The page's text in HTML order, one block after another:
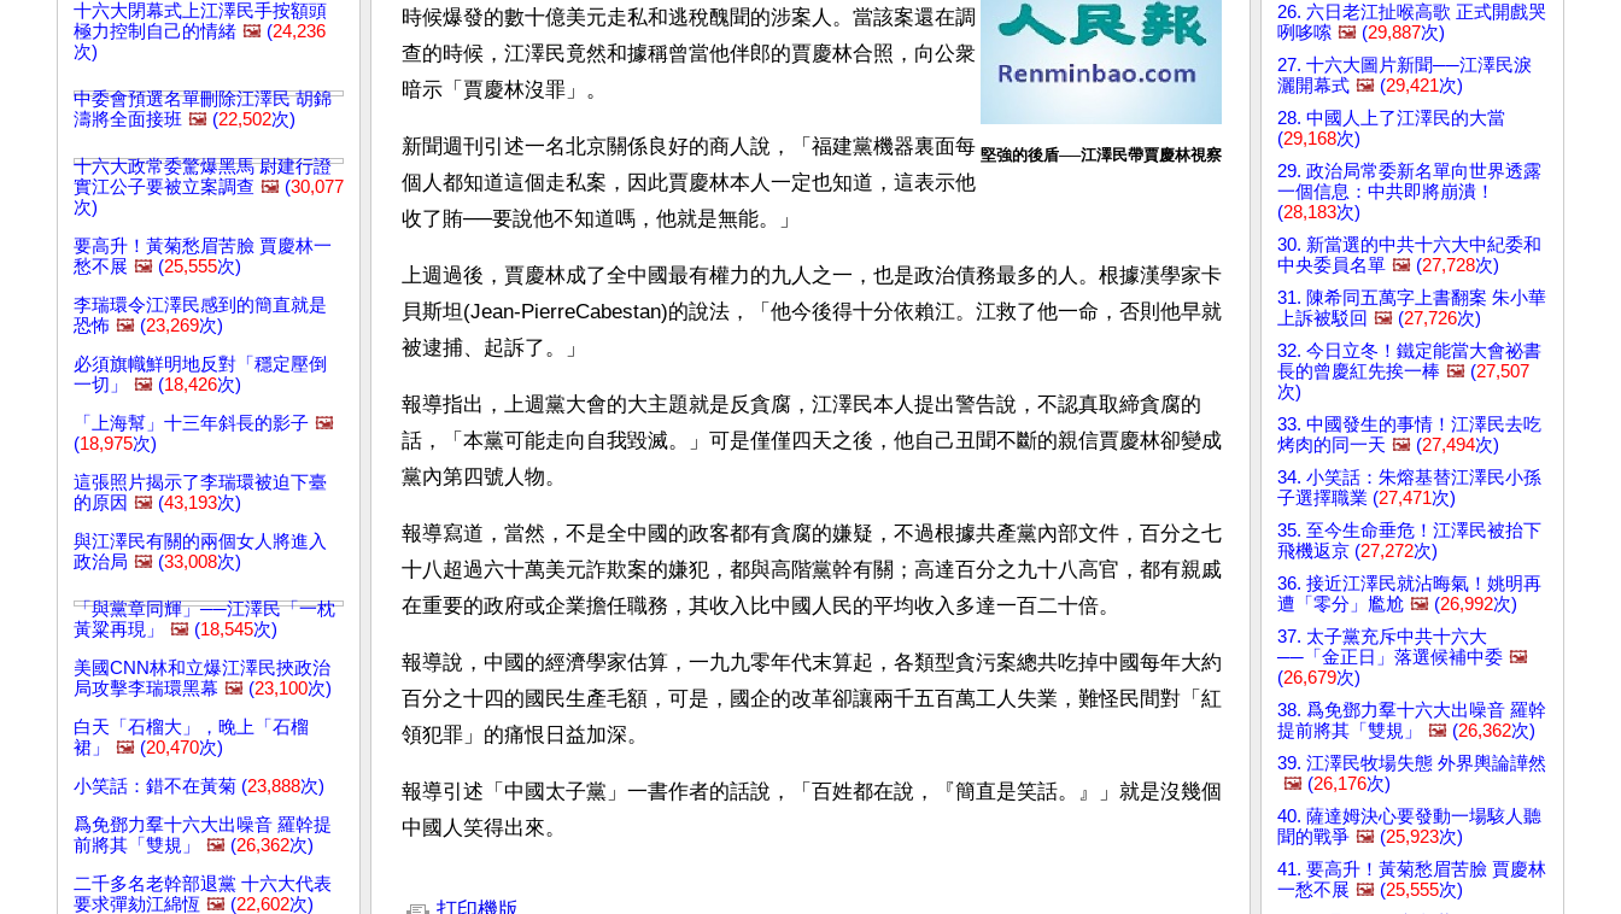
十六大閉幕式上江澤民手按額頭
極力控制自己的情緒 🖼️ (24,236
次)
中委會預選名單刪除江澤民 胡錦
濤將全面接班 🖼️ (22,502次)
十六大政常委驚爆黑馬 尉建行證
實江公子要被立案調查 🖼️ (30,077
次)
要高升！黃菊愁眉苦臉 賈慶林一
愁不展 🖼️ (25,555次)
李瑞環令江澤民感到的簡直就是
恐怖 🖼️ (23,269次)
必須旗幟鮮明地反對「穩定壓倒
一切」
🖼️ (18,426次)
「上海幫」十三年斜長的影子 🖼️
(18,975次)
這張照片揭示了李瑞環被迫下臺
的原因 🖼️ (43,193次)
與江澤民有關的兩個女人將進入
政治局 🖼️ (33,008次)
「與黨章同輝」──江澤民「一枕
黃粱再現」
🖼️ (18,545次)
美國CNN林和立爆江澤民挾政治
局攻擊李瑞環黑幕 🖼️ (23,100次)
白天「石榴大」，晚上「石榴
裙」
🖼️ (20,470次)
小笑話：錯不在黃菊 (23,888次)
爲免鄧力羣十六大出噪音 羅幹提
前將其「雙規」
🖼️ (26,362次)
二千多名老幹部退黨 十六大代表
要求彈劾江綿恆 🖼️ (22,602次)
堅強的後盾──江澤民帶賈慶林視察
時候爆發的數十億美元走私和逃稅醜聞的涉案人。當該案還在調
查的時候，江澤民竟然和據稱曾當他伴郎的賈慶林合照，向公衆
暗示「賈慶林沒罪」。
新聞週刊引述一名北京關係良好的商人說，「福建黨機器裏面每
個人都知道這個走私案，因此賈慶林本人一定也知道，這表示他
收了賄──要說他不知道嗎，他就是無能。」
上週過後，賈慶林成了全中國最有權力的九人之一，也是政治債務最多的人。根據漢學家卡
貝斯坦(Jean-PierreCabestan)的說法，「他今後得十分依賴江。江救了他一命，否則他早就
被逮捕、起訴了。」
報導指出，上週黨大會的大主題就是反貪腐，江澤民本人提出警告說，不認真取締貪腐的
話，「本黨可能走向自我毀滅。」可是僅僅四天之後，他自己丑聞不斷的親信賈慶林卻變成
黨內第四號人物。
報導寫道，當然，不是全中國的政客都有貪腐的嫌疑，不過根據共產黨內部文件，百分之七
十八超過六十萬美元詐欺案的嫌犯，都與高階黨幹有關；高達百分之九十八高官，都有親戚
在重要的政府或企業擔任職務，其收入比中國人民的平均收入多達一百二十倍。
報導說，中國的經濟學家估算，一九九零年代末算起，各類型貪污案總共吃掉中國每年大約
百分之十四的國民生產毛額，可是，國企的改革卻讓兩千五百萬工人失業，難怪民間對「紅
領犯罪」的痛恨日益加深。
報導引述「中國太子黨」一書作者的話說，「百姓都在說，『簡直是笑話。』」就是沒幾個
中國人笑得出來。
26. 六日老江扯喉高歌 正式開戲哭
咧哆嗦 🖼️ (29,887次)
27. 十六大圖片新聞──江澤民淚
灑開幕式 🖼️ (29,421次)
28. 中國人上了江澤民的大當
(29,168次)
29. 政治局常委新名單向世界透露
一個信息：中共即將崩潰！
(28,183次)
30. 新當選的中共十六大中紀委和
中央委員名單 🖼️ (27,728次)
31. 陳希同五萬字上書翻案 朱小華
上訴被駁回 🖼️ (27,726次)
32. 今日立冬！鐵定能當大會祕書
長的曾慶紅先挨一棒 🖼️ (27,507
次)
33. 中國發生的事情！江澤民去吃
烤肉的同一天 🖼️ (27,494次)
34. 小笑話：朱熔基替江澤民小孫
子選擇職業 (27,471次)
35. 至今生命垂危！江澤民被抬下
飛機返京 (27,272次)
36. 接近江澤民就沾晦氣！姚明再
遭「零分」尷尬 🖼️ (26,992次)
37. 太子黨充斥中共十六大
──「金正日」落選候補中委 🖼️
(26,679次)
38. 爲免鄧力羣十六大出噪音 羅幹
提前將其「雙規」
🖼️ (26,362次)
39. 江澤民牧場失態 外界輿論譁然
🖼️ (26,176次)
40. 薩達姆決心要發動一場駭人聽
聞的戰爭 🖼️ (25,923次)
41. 要高升！黃菊愁眉苦臉 賈慶林
一愁不展 🖼️ (25,555次)